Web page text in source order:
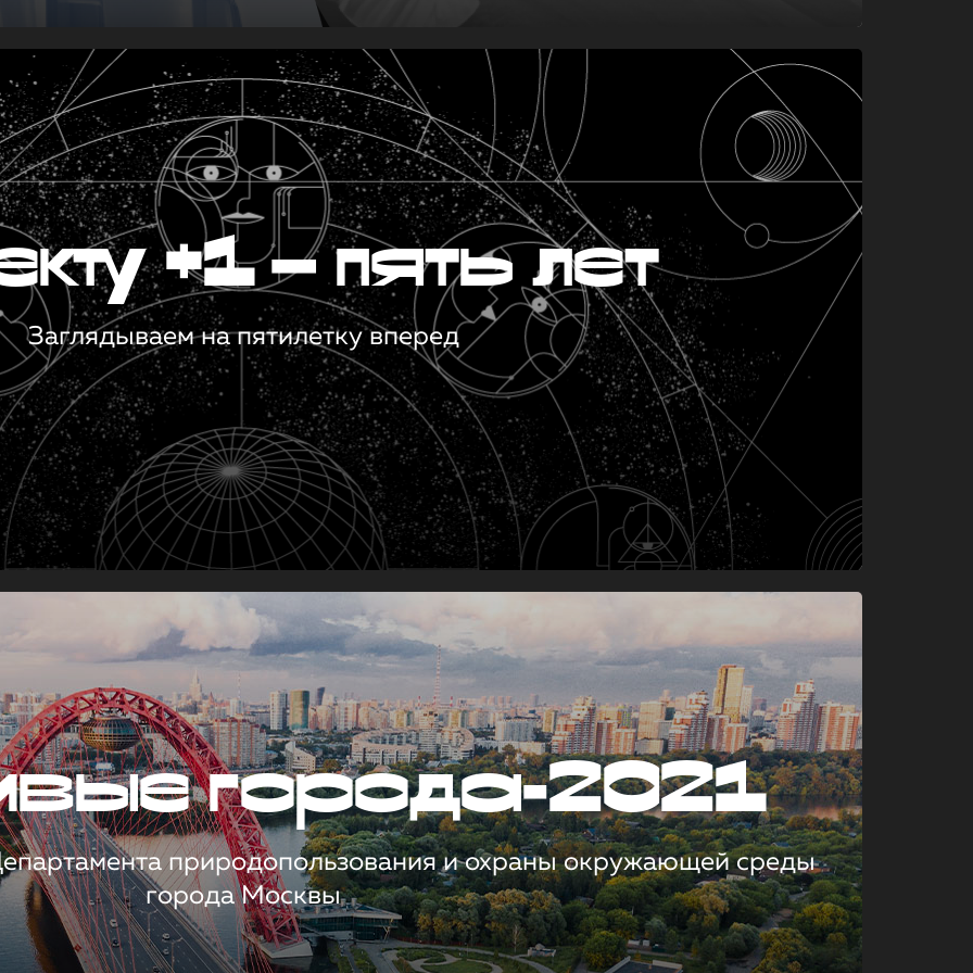
+1 — пять лет
Заглядываем на пятилетку вперед
города-2021
природопользования и охраны окружающей среды
города Москвы